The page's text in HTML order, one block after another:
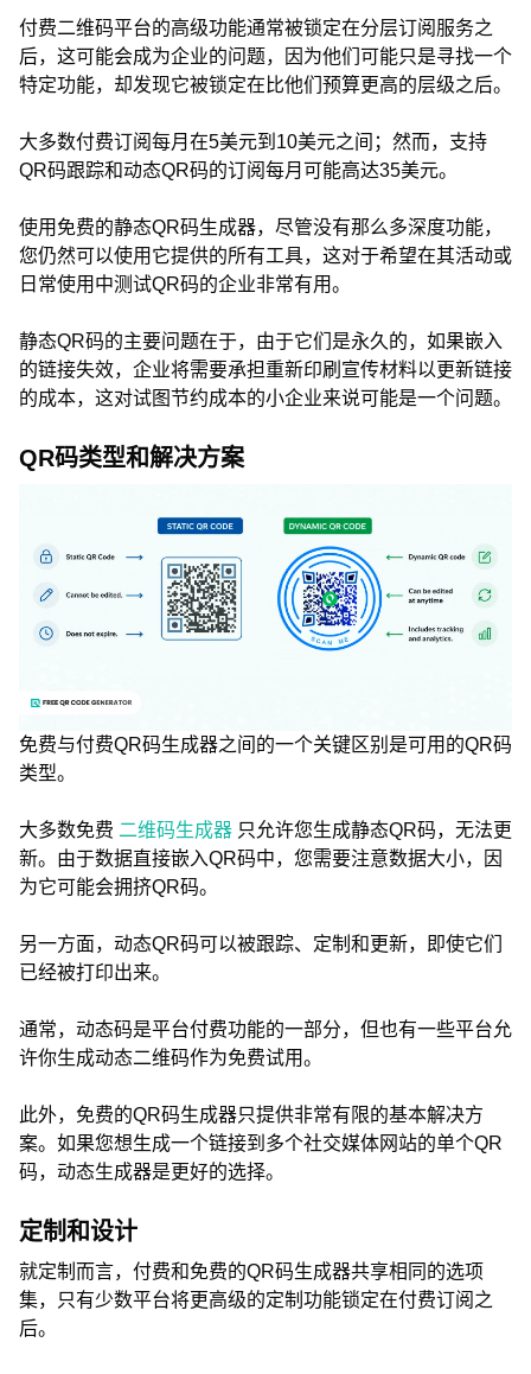
付费二维码平台的高级功能通常被锁定在分层订阅服务之
后，这可能会成为企业的问题，因为他们可能只是寻找一个
特定功能，却发现它被锁定在比他们预算更高的层级之后。
大多数付费订阅每月在5美元到10美元之间；然而，支持
QR码跟踪和动态QR码的订阅每月可能高达35美元。
使用免费的静态QR码生成器，尽管没有那么多深度功能，
您仍然可以使用它提供的所有工具，这对于希望在其活动或
日常使用中测试QR码的企业非常有用。
静态QR码的主要问题在于，由于它们是永久的，如果嵌入
的链接失效，企业将需要承担重新印刷宣传材料以更新链接
的成本，这对试图节约成本的小企业来说可能是一个问题。
QR码类型和解决方案
免费与付费QR码生成器之间的一个关键区别是可用的QR码
类型。
大多数免费 二维码生成器 只允许您生成静态QR码，无法更
新。由于数据直接嵌入QR码中，您需要注意数据大小，因
为它可能会拥挤QR码。
另一方面，动态QR码可以被跟踪、定制和更新，即使它们
已经被打印出来。
通常，动态码是平台付费功能的一部分，但也有一些平台允
许你生成动态二维码作为免费试用。
此外，免费的QR码生成器只提供非常有限的基本解决方
案。如果您想生成一个链接到多个社交媒体网站的单个QR
码，动态生成器是更好的选择。
定制和设计
就定制而言，付费和免费的QR码生成器共享相同的选项
集，只有少数平台将更高级的定制功能锁定在付费订阅之
后。